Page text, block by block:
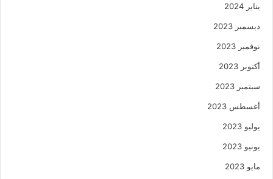
يناير 2024
ديسمبر 2023
نوفمبر 2023
أكتوبر 2023
سبتمبر 2023
أغسطس 2023
يوليو 2023
يونيو 2023
مايو 2023